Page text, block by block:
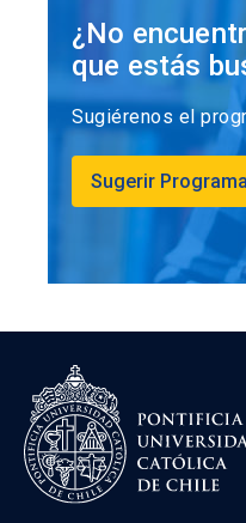
centrado en el
motivación y facilitar
clase están siempre
evaluaciones con
de reflexión y
contenido se
utiliza distintos
como videos (con
apoyos visuales),
Los estudiantes
vivo con el docente,
conocimientos y
dichas clases es vía
¿No
que estás
Sugiérenos el
Sugerir Programa